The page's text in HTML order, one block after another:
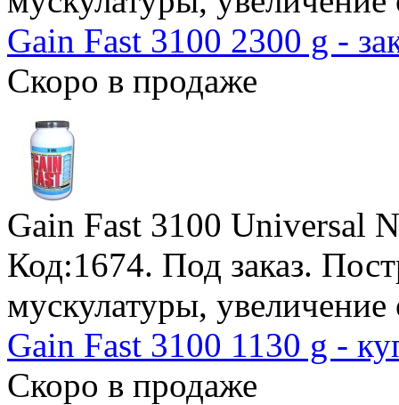
Gain Fast 3100 2300 g -
Скоро в продаже
Gain Fast 3100 Universal
Код:1674. Под заказ.
мускулатуры,
Gain Fast 3100 1130 g -
Скоро в продаже